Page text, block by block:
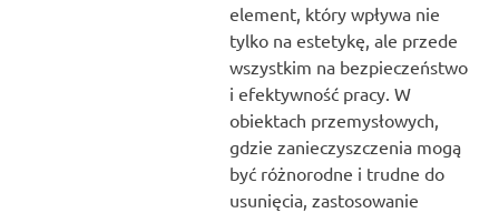
element, który wpływa nie
tylko na estetykę, ale przede
wszystkim na bezpieczeństwo
i efektywność pracy. W
obiektach przemysłowych,
gdzie zanieczyszczenia mogą
być różnorodne i trudne do
usunięcia, zastosowanie